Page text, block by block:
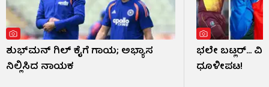
ಶುಭ್​ಮನ್ ಗಿಲ್ ಕೈಗೆ ಗಾಯ; ಅಭ್ಯಾಸ
ನಿಲ್ಲಿಸಿದ ನಾಯಕ
ಭಲೇ ಬಟ್ಲರ್...
ಧೂಳೀಪಟ!